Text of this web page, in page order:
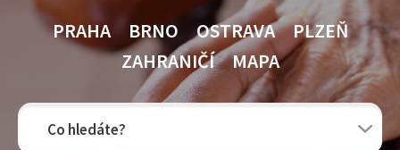
PRAHA BRNO OSTRAVA
PLZEŇ
ZAHRANIČÍ
MAPA